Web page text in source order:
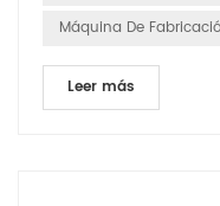
Máquina De
Leer más